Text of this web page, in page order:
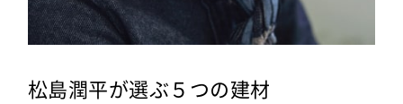
松島潤平が選ぶ５つの建材